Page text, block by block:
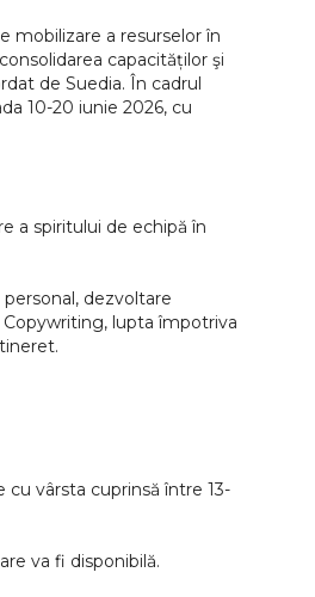
mobilizare a resurselor în
capacităților şi
de Suedia. În cadrul
10-20 iunie 2026, cu
a spiritului de echipă în
dezvoltare
lupta împotriva
vârsta cuprinsă între 13-
va fi disponibilă.